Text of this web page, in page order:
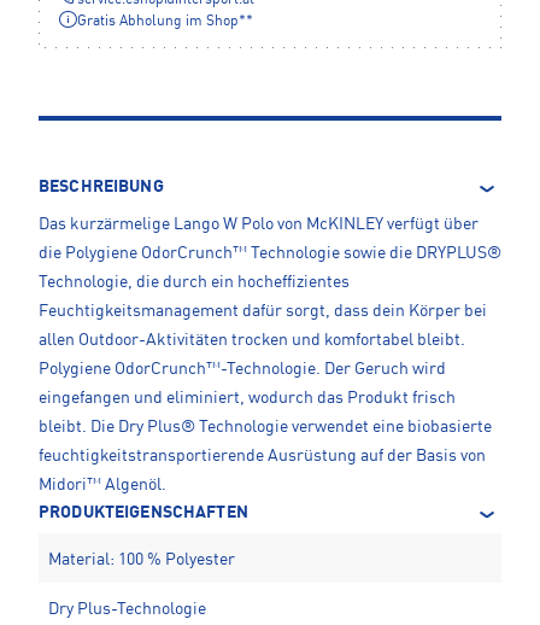
Gratis Abholung im Shop**
BESCHREIBUNG
Das kurzärmelige Lango W Polo von McKINLEY verfügt über
die Polygiene OdorCrunch™ Technologie sowie die DRYPLUS®
Technologie, die durch ein hocheffizientes
Feuchtigkeitsmanagement dafür sorgt, dass dein Körper bei
allen Outdoor-Aktivitäten trocken und komfortabel bleibt.
Polygiene OdorCrunch™-Technologie. Der Geruch wird
eingefangen und eliminiert, wodurch das Produkt frisch
bleibt. Die Dry Plus® Technologie verwendet eine biobasierte
feuchtigkeitstransportierende Ausrüstung auf der Basis von
Midori™ Algenöl.
PRODUKTEIGENSCHAFTEN
Material: 100 % Polyester
Dry Plus-Technologie